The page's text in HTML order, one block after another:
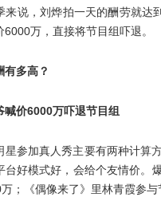
来说，刘烨拍一天的酬劳就达
万，直接将节目组吓退。
多高？
价6000万吓退节目组
星参加真人秀主要有两种计算
台好模式好，会给个友情价。
；《偶像来了》里林青霞参